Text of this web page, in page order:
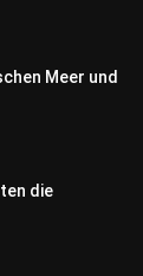
Meer und
die